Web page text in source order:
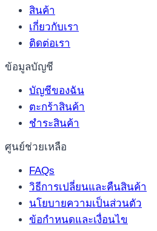
สินค้า
เกี่ยวกับเรา
ติดต่อเรา
ข้อมูลบัญชี
บัญชีของฉัน
ตะกร้าสินค้า
ชำระสินค้า
ศูนย์ช่วยเหลือ
FAQs
วิธีการเปลี่ยนและคืนสินค้า
นโยบายความเป็นส่วนตัว
ข้อกำหนดและเงื่อนไข